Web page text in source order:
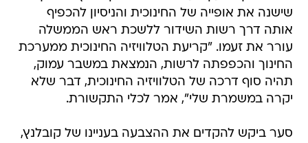
שישנה את אופייה של החינוכית והניסיון להכפיף
אותה דרך רשות השידור ללשכת ראש הממשלה
עורר את זעמו. "קריעת הטלוויזיה החינוכית ממערכת
החינוך והכפפתה לרשות, הנמצאת במשבר עמוק,
תהיה סוף דרכה של הטלוויזיה החינוכית, דבר שלא
יקרה במשמרת שלי", אמר לכלי התקשורת.
סער ביקש להקדים את ההצבעה בעניינו של קובלנץ,